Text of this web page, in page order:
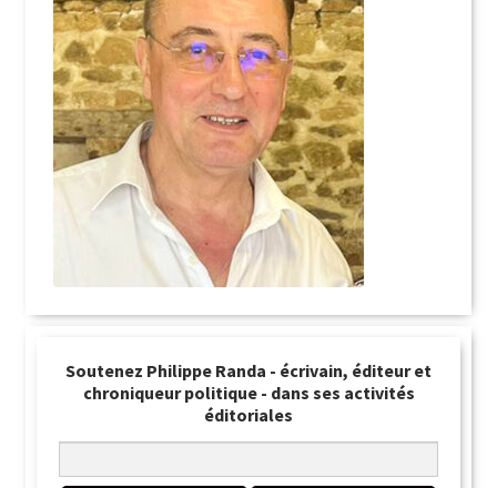
Soutenez Philippe Randa - écrivain, éditeur et
chroniqueur politique - dans ses activités
éditoriales